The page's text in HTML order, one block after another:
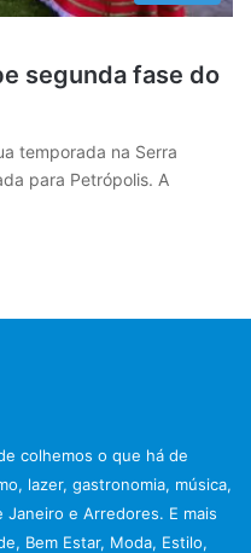
segunda fase do
temporada na Serra
para Petrópolis. A
colhemos o que há de
lazer, gastronomia, música,
e Arredores. E mais
Bem Estar, Moda, Estilo,